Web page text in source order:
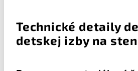
Technické detaily
detskej izby na